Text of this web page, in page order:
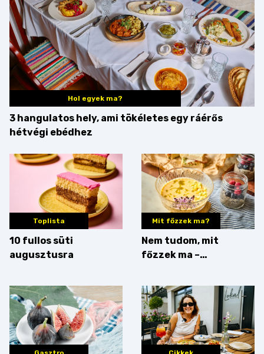
Hol egyek ma?
3 hangulatos hely, ami tökéletes egy ráérős
hétvégi ebédhez
Toplista
10 fullos süti
augusztusra
Mit főzzek ma?
Nem tudom, mit
főzzek ma –